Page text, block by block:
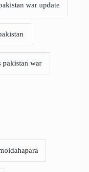
war update
pakistan war